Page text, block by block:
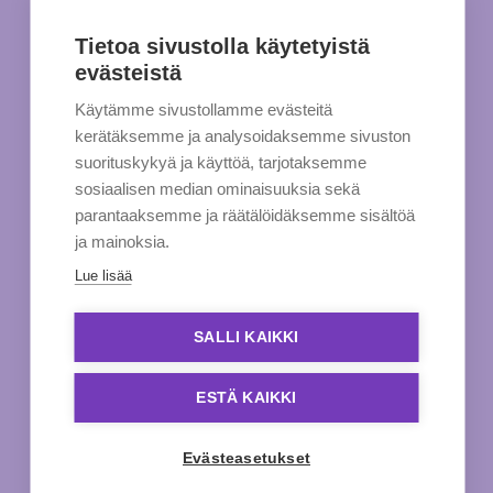
Tietoa sivustolla käytetyistä
evästeistä
Käytämme sivustollamme evästeitä
kerätäksemme ja analysoidaksemme sivuston
suorituskykyä ja käyttöä, tarjotaksemme
sosiaalisen median ominaisuuksia sekä
parantaaksemme ja räätälöidäksemme sisältöä
ja mainoksia.
Lue lisää
SALLI KAIKKI
ESTÄ KAIKKI
Evästeasetukset